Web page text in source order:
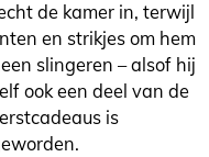
de kamer in, terwijl
en strikjes om hem
slingeren – alsof hij
ook een deel van de
is